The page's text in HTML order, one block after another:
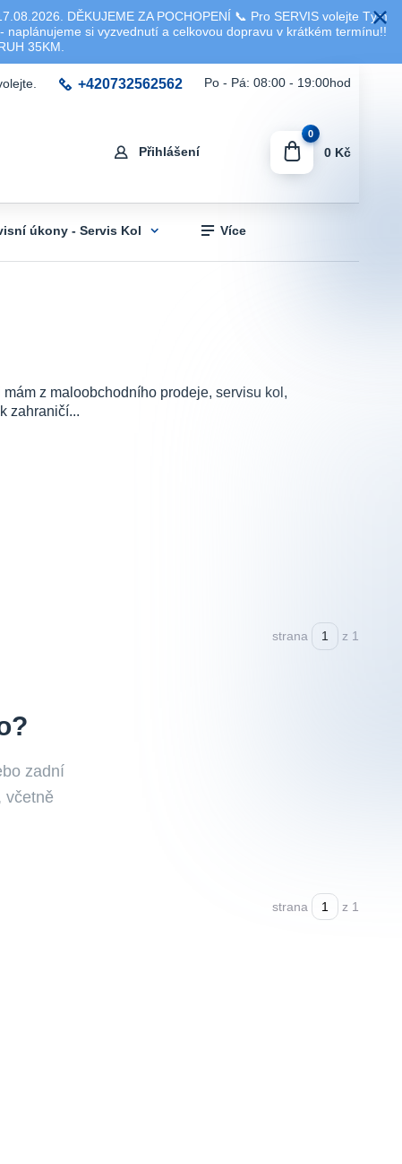
DĚKUJEME ZA POCHOPENÍ 📞 Pro SERVIS volejte Tým
si vyzvednutí a celkovou dopravu v krátkém termínu!!
35KM.
Přihlášení
+420732562562 Po - Pá: 08:00 - 19:00hod
0
0 Kč
úkony - Servis Kol Více
z maloobchodního prodeje, servisu kol,
zahraničí...
strana z 1
zadní
včetně
strana z 1